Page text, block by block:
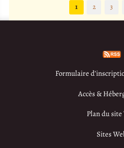
1
2 3
Formulaire
Accès &
Plan du site
Sites